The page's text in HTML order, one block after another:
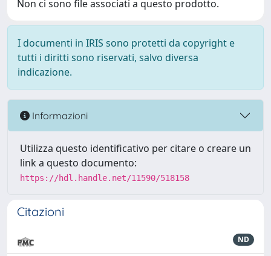
Non ci sono file associati a questo prodotto.
I documenti in IRIS sono protetti da copyright e
tutti i diritti sono riservati, salvo diversa
indicazione.
Informazioni
Utilizza questo identificativo per citare o creare un
link a questo documento:
https://hdl.handle.net/11590/518158
Citazioni
ND